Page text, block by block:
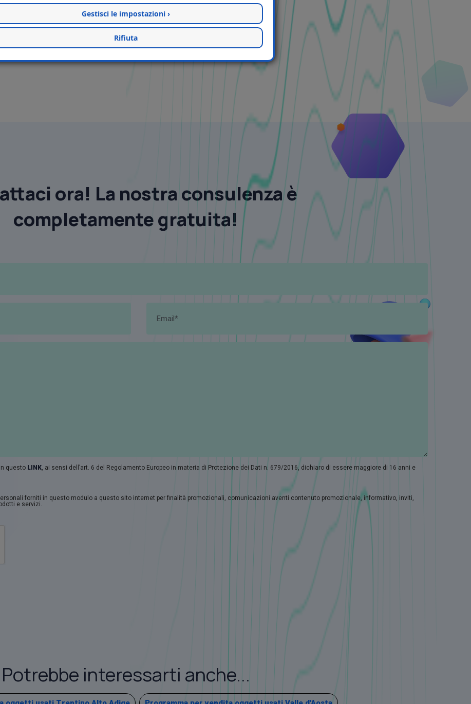
ora! La nostra consulenza è
completamente gratuita!
questo LINK, ai sensi dell’art. 6 del Regolamento Europeo in materia di Protezione dei Dati n. 679/2016, dichiaro di essere maggiore di 16 anni e
forniti in questo modulo a questo sito internet per finalità promozionali, comunicazioni aventi contenuto promozionale, informativo, inviti,
e servizi.
Potrebbe interessarti anche...
Gestisci le impostazioni ›
Rifiuta